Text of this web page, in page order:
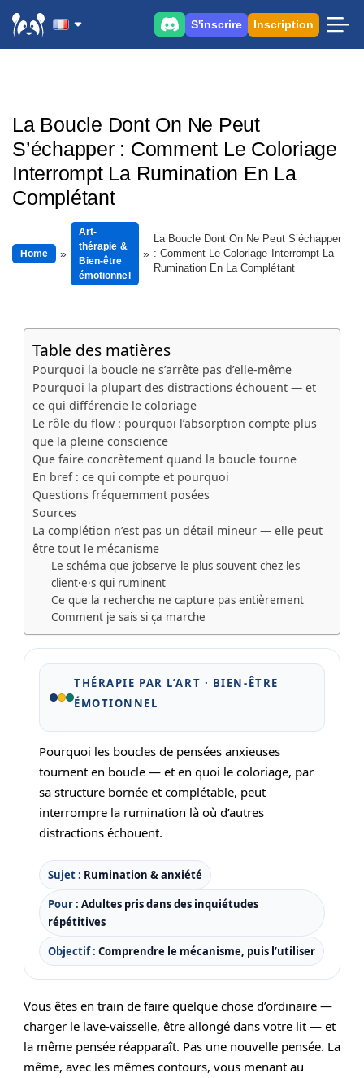
S'inscrire Inscription
La Boucle Dont On Ne Peut
S’échapper : Comment Le Coloriage
Interrompt La Rumination En La
Complétant
Home
Art-
thérapie &
Bien-être
émotionnel
La Boucle Dont On Ne Peut S’échapper
: Comment Le Coloriage Interrompt La
Rumination En La Complétant
Table des matières
Pourquoi la boucle ne s’arrête pas d’elle‑même
Pourquoi la plupart des distractions échouent — et
ce qui différencie le coloriage
Le rôle du flow : pourquoi l’absorption compte plus
que la pleine conscience
Que faire concrètement quand la boucle tourne
En bref : ce qui compte et pourquoi
Questions fréquemment posées
Sources
La complétion n’est pas un détail mineur — elle peut
être tout le mécanisme
Le schéma que j’observe le plus souvent chez les
client·e·s qui ruminent
Ce que la recherche ne capture pas entièrement
Comment je sais si ça marche
THÉRAPIE PAR L’ART · BIEN-ÊTRE
ÉMOTIONNEL
Pourquoi les boucles de pensées anxieuses
tournent en boucle — et en quoi le coloriage, par
sa structure bornée et complétable, peut
interrompre la rumination là où d’autres
distractions échouent.
Sujet : Rumination & anxiété
Pour : Adultes pris dans des inquiétudes
répétitives
Objectif : Comprendre le mécanisme, puis l’utiliser
Vous êtes en train de faire quelque chose d’ordinaire —
charger le lave-vaisselle, être allongé dans votre lit — et
la même pensée réapparaît. Pas une nouvelle pensée. La
même, avec les mêmes contours, vous menant au